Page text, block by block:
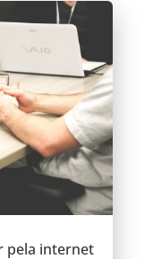
pela internet